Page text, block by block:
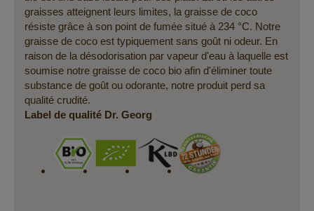
graisses atteignent leurs limites, la graisse de coco
résiste grâce à son point de fumée situé à 234 °C. Notre
graisse de coco est typiquement sans goût ni odeur. En
raison de la désodorisation par vapeur d'eau à laquelle est
soumise notre graisse de coco bio afin d'éliminer toute
substance de goût ou odorante, notre produit perd sa
qualité crudité.
Label de qualité Dr. Georg